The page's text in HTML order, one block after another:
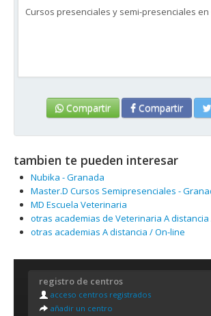
Cursos presenciales y semi-presenciales
Compartir Compartir
tambien te pueden interesar
Nubika - Granada
Master.D Cursos Semipresenciales -
MD Escuela Veterinaria
otras academias de Veterinaria A distancia
otras academias A distancia / On-line
registro de centros
acceso centros registrados
añadir un centro